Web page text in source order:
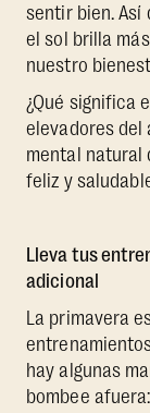
sentir bien. Así
el sol brilla
nuestro
¿Qué significa
elevadores del
mental natural
feliz y
Lleva tus
adicional
La primavera
hay algunas
bombee afuera: